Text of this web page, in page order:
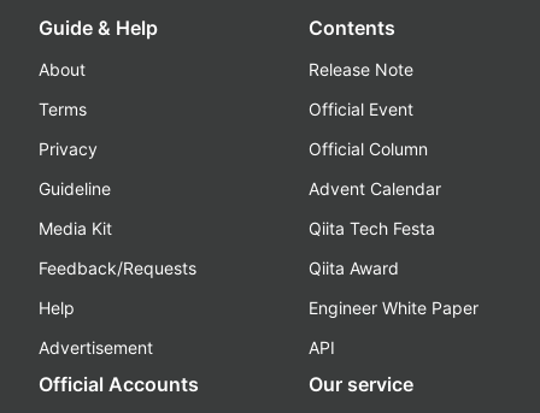
Guide & Help
About
Terms
Privacy
Guideline
Media Kit
Feedback/Requests
Help
Advertisement
Contents
Release Note
Official Event
Official Column
Advent Calendar
Qiita Tech Festa
Qiita Award
Engineer White Paper
API
Official Accounts Our service